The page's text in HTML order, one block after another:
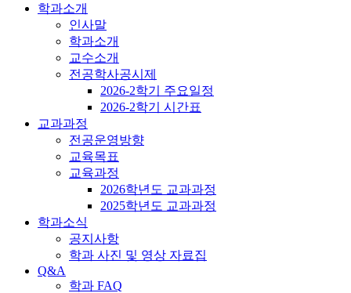
학과소개
인사말
학과소개
교수소개
전공학사공시제
2026-2학기 주요일정
2026-2학기 시간표
교과과정
전공운영방향
교육목표
교육과정
2026학년도 교과과정
2025학년도 교과과정
학과소식
공지사항
학과 사진 및 영상 자료집
Q&A
학과 FAQ